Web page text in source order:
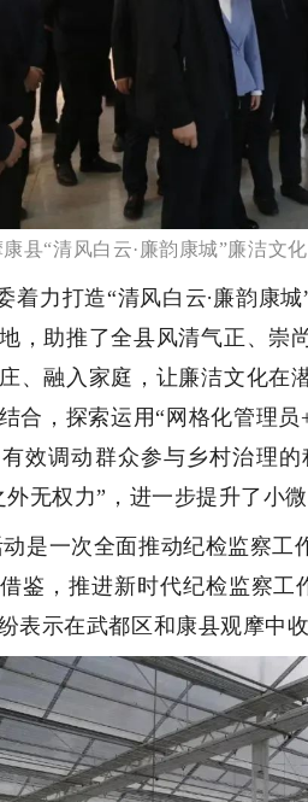
风白云·廉韵康城”廉洁文化
着力打造“清风白云· 廉韵康
，助推了全县风清气正、崇
、融入家庭，让廉洁文化在
合，探索运用“网格化管理
效调动群众参与乡村治理的
外无权力”，进一步提升了小
动是一次全面推动纪检监察
鉴，推进新时代纪检监察工
表示在武都区和康县观摩中